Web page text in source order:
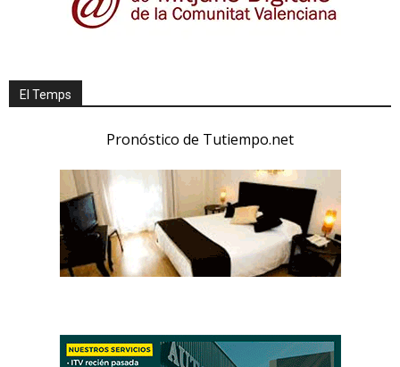
El Temps
Pronóstico de Tutiempo.net